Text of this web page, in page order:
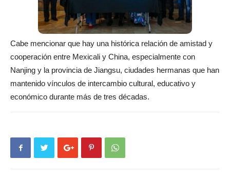
Cabe mencionar que hay una histórica relación de amistad y
cooperación entre Mexicali y China, especialmente con
Nanjing y la provincia de Jiangsu, ciudades hermanas que han
mantenido vínculos de intercambio cultural, educativo y
económico durante más de tres décadas.